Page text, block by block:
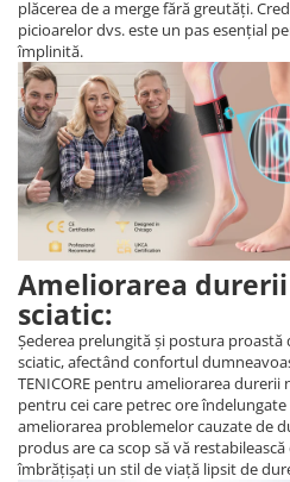
plăcerea de a merge fără greutăți.
picioarelor dvs. este un pas esențial
împlinită.
Ameliorarea
sciatic:
Șederea prelungită și postura proastă
sciatic, afectând confortul
TENICORE pentru ameliorarea
pentru cei care petrec ore
ameliorarea problemelor cauzate de
produs are ca scop să vă
îmbrățișați un stil de viață lipsit de